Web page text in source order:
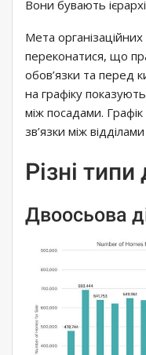
Вони бувають
Мета
переконатися, що
обов’язки та перед
на графіку
між посадами.
зв’язки між
Різні типи
Двоосьова